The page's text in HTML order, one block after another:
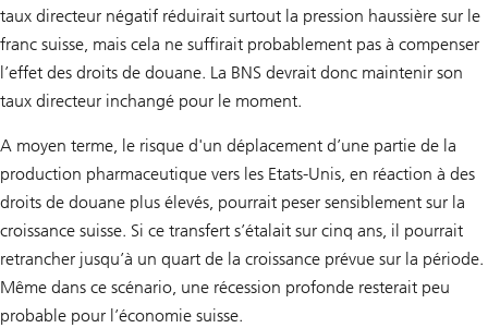
taux directeur négatif réduirait surtout la pression haussière sur le
franc suisse, mais cela ne suffirait probablement pas à compenser
l’effet des droits de douane. La BNS devrait donc maintenir son
taux directeur inchangé pour le moment.
A moyen terme, le risque d'un déplacement d’une partie de la
production pharmaceutique vers les Etats-Unis, en réaction à des
droits de douane plus élevés, pourrait peser sensiblement sur la
croissance suisse. Si ce transfert s’étalait sur cinq ans, il pourrait
retrancher jusqu’à un quart de la croissance prévue sur la période.
Même dans ce scénario, une récession profonde resterait peu
probable pour l’économie suisse.